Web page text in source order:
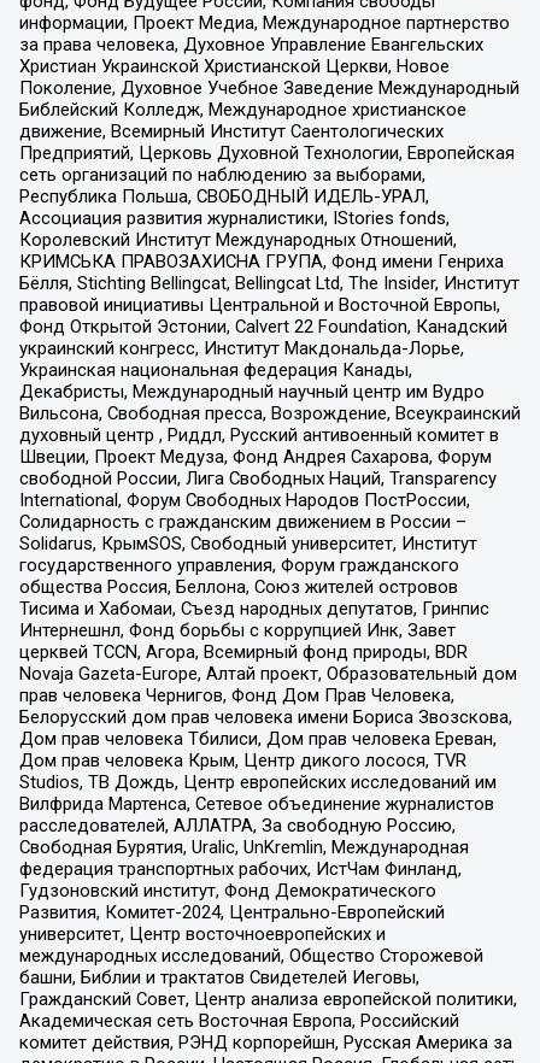
информации, Проект Медиа, Международное партнерство
за права человека, Духовное Управление Евангельских
Христиан Украинской Христианской Церкви, Новое
Поколение, Духовное Учебное Заведение Международный
Библейский Колледж, Международное христианское
движение, Всемирный Институт Саентологических
Предприятий, Церковь Духовной Технологии, Европейская
сеть организаций по наблюдению за выборами,
Республика Польша, СВОБОДНЫЙ ИДЕЛЬ-УРАЛ,
Ассоциация развития журналистики, IStories fonds,
Королевский Институт Международных Отношений,
КРИМСЬКА ПРАВОЗАХИСНА ГРУПА, Фонд имени Генриха
Бёлля, Stichting Bellingcat, Bellingcat Ltd, The Insider, Институт
правовой инициативы Центральной и Восточной Европы,
Фонд Открытой Эстонии, Calvert 22 Foundation, Канадский
украинский конгресс, Институт Макдональда-Лорье,
Украинская национальная федерация Канады,
Декабристы, Международный научный центр им Вудро
Вильсона, Свободная пресса, Возрождение, Всеукраинский
духовный центр , Риддл, Русский антивоенный комитет в
Швеции, Проект Медуза, Фонд Андрея Сахарова, Форум
свободной России, Лига Свободных Наций, Transparеncy
International, Форум Свободных Народов ПостРоссии,
Солидарность с гражданским движением в России –
Solidarus, КрымSOS, Свободный университет, Институт
государственного управления, Форум гражданского
общества Россия, Беллона, Союз жителей островов
Тисима и Хабомаи, Съезд народных депутатов, Гринпис
Интернешнл, Фонд борьбы с коррупцией Инк, Завет
церквей TCCN, Агора, Всемирный фонд природы, BDR
Novaja Gazeta-Europe, Алтай проект, Образовательный дом
прав человека Чернигов, Фонд Дом Прав Человека,
Белорусский дом прав человека имени Бориса Звозскова,
Дом прав человека Тбилиси, Дом прав человека Ереван,
Дом прав человека Крым, Центр дикого лосося, TVR
Studios, ТВ Дождь, Центр европейских исследований им
Вилфрида Мартенса, Сетевое объединение журналистов
расследователей, АЛЛАТРА, За свободную Россию,
Свободная Бурятия, Uralic, UnKremlin, Международная
федерация транспортных рабочих, ИстЧам Финланд,
Гудзоновский институт, Фонд Демократического
Развития, Комитет-2024, Центрально-Европейский
университет, Центр восточноевропейских и
международных исследований, Общество Сторожевой
башни, Библии и трактатов Свидетелей Иеговы,
Гражданский Совет, Центр анализа европейской политики,
Академическая сеть Восточная Европа, Российский
комитет действия, РЭНД корпорейшн, Русская Америка за